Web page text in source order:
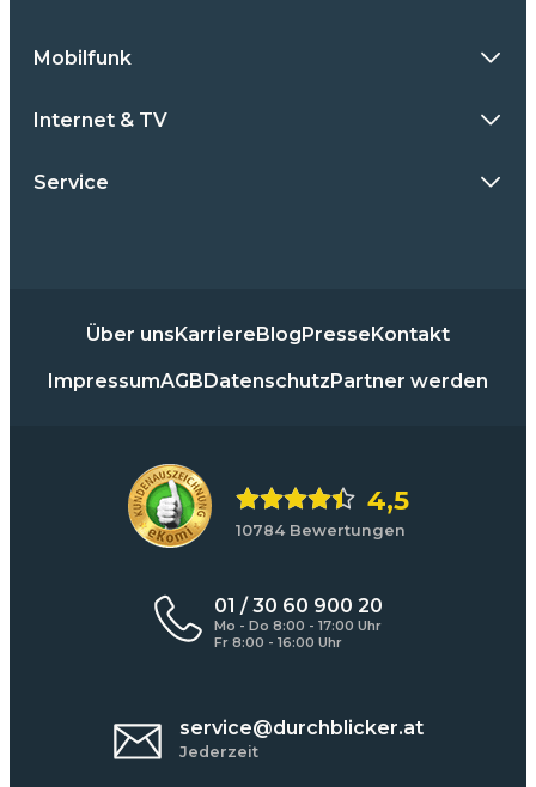
Mobilfunk
Internet & TV
Service
Über uns Karriere Blog Presse Kontakt
ImpressumAGB Datenschutz Partner werden
4,5
10784 Bewertungen
01 / 30 60 900 20
Mo - Do 8:00 - 17:00 Uhr
Fr 8:00 - 16:00 Uhr
service@durchblicker.at
Jederzeit